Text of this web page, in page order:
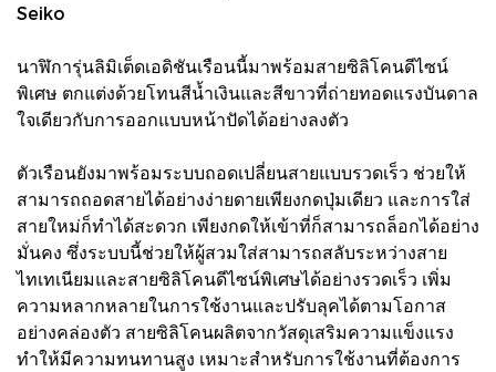
Seiko
นาฬิการุ่นลิมิเต็ดเอดิชันเรือนนี้มาพร้อมสายซิลิโคนดีไซน์
พิเศษ ตกแต่งด้วยโทนสีน้ำเงินและสีขาวที่ถ่ายทอดแรงบันดาล
ใจเดียวกับการออกแบบหน้าปัดได้อย่างลงตัว
ตัวเรือนยังมาพร้อมระบบถอดเปลี่ยนสายแบบรวดเร็ว ช่วยให้
สามารถถอดสายได้อย่างง่ายดายเพียงกดปุ่มเดียว และการใส่
สายใหม่ก็ทำได้สะดวก เพียงกดให้เข้าที่ก็สามารถล็อกได้อย่าง
มั่นคง ซึ่งระบบนี้ช่วยให้ผู้สวมใส่สามารถสลับระหว่างสาย
ไทเทเนียมและสายซิลิโคนดีไซน์พิเศษได้อย่างรวดเร็ว เพิ่ม
ความหลากหลายในการใช้งานและปรับลุคได้ตามโอกาส
อย่างคล่องตัว สายซิลิโคนผลิตจากวัสดุเสริมความแข็งแรง
ทำให้มีความทนทานสูง เหมาะสำหรับการใช้งานที่ต้องการ